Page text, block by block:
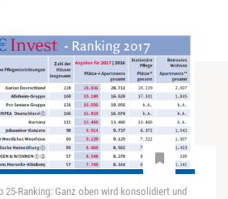
25-Ranking: Ganz oben wird konsolidiert und